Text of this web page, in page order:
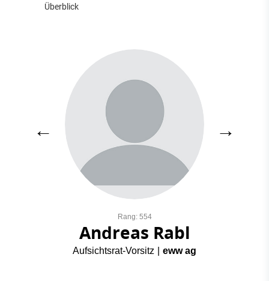
Überblick
← →
Rang: 554
Andreas Rabl
Aufsichtsrat-Vorsitz eww ag